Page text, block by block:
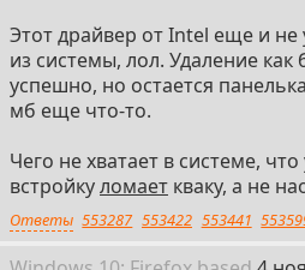
Этот драйвер от Intel еще и не
из системы, лол. Удаление
успешно, но остается
мб еще что-то.
Чего не хватает в системе,
встройкуломает кваку, а не
Ответы 553287 553422 553441